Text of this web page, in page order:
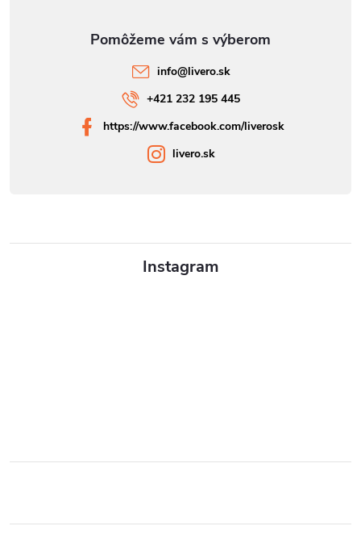
Instagram
info@livero.sk
+421 232 195 445
https://www.facebook.com/liverosk
livero.sk